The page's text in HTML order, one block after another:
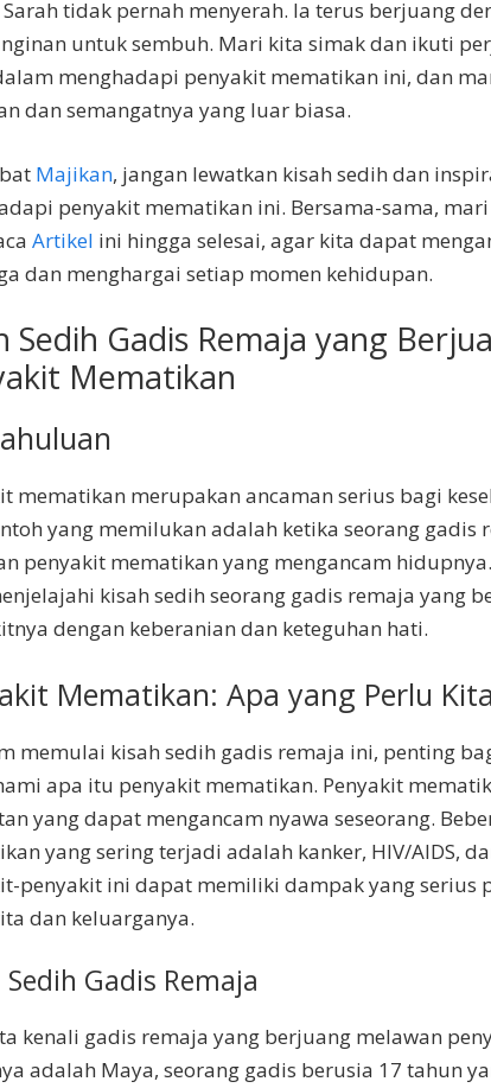
tidak pernah menyerah. Ia terus berjuang
untuk sembuh. Mari kita simak dan ikuti
menghadapi penyakit mematikan ini, dan
dan semangatnya yang luar biasa.
Majikan, jangan lewatkan kisah sedih dan
penyakit mematikan ini. Bersama-sama,
Artikel ini hingga selesai, agar kita dapat
dan menghargai setiap momen kehidupan.
Sedih Gadis Remaja yang
Mematikan
mematikan merupakan ancaman serius bagi
yang memilukan adalah ketika seorang gadis
penyakit mematikan yang mengancam
kisah sedih seorang gadis remaja yang
dengan keberanian dan keteguhan hati.
Mematikan: Apa yang Perlu
memulai kisah sedih gadis remaja ini, penting
apa itu penyakit mematikan. Penyakit
yang dapat mengancam nyawa seseorang.
yang sering terjadi adalah kanker, HIV/AIDS,
penyakit ini dapat memiliki dampak yang serius
dan keluarganya.
Sedih Gadis Remaja
kenali gadis remaja yang berjuang melawan
adalah Maya, seorang gadis berusia 17 tahun